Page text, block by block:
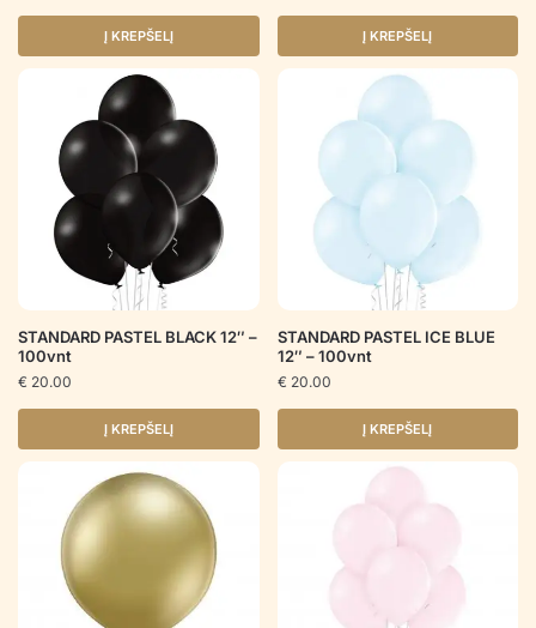
Į KREPŠELĮ Į KREPŠELĮ
STANDARD PASTEL BLACK 12″ –
100vnt
€ 20.00
Į KREPŠELĮ
STANDARD PASTEL ICE BLUE
12″ – 100vnt
€ 20.00
Į KREPŠELĮ